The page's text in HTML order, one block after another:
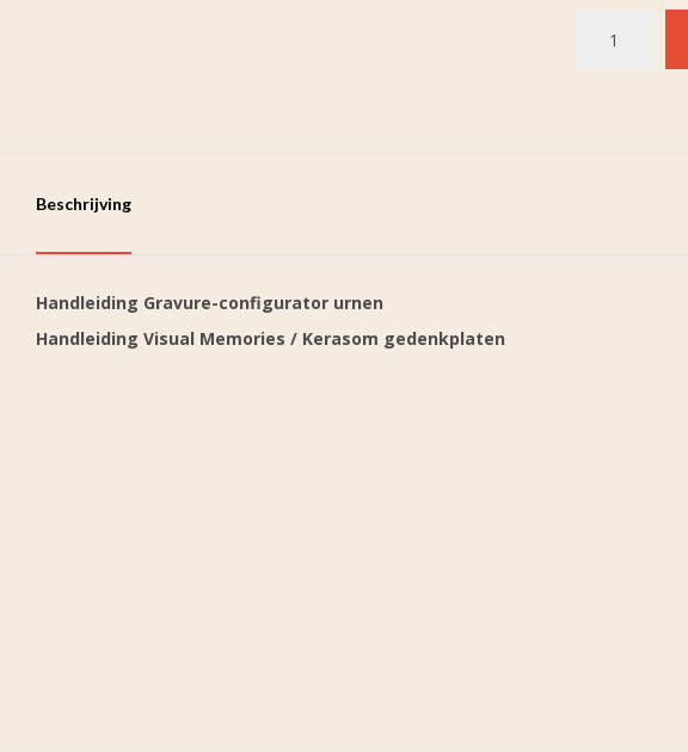
Beschrijving
Handleiding Gravure-configurator urnen
Handleiding Visual Memories / Kerasom gedenkplaten